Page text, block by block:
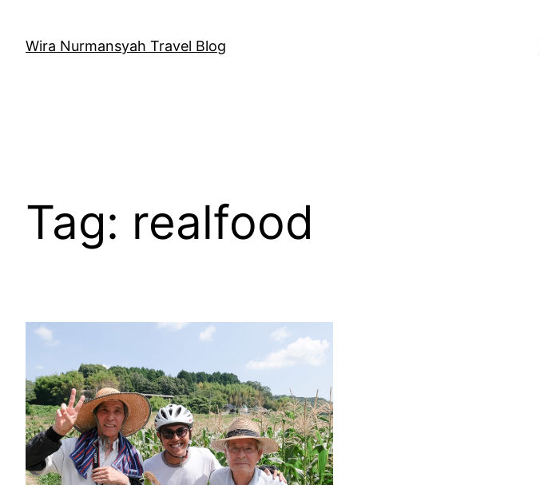
content
Wira Nurmansyah Travel Blog
Tag: realfood